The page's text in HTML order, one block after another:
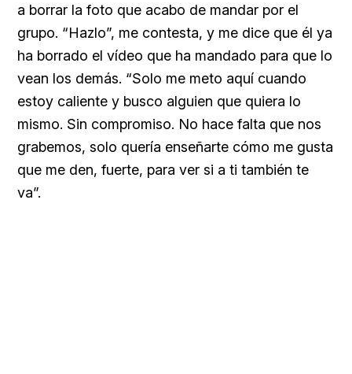
a borrar la foto que acabo de mandar por el
grupo. “Hazlo”, me contesta, y me dice que él ya
ha borrado el vídeo que ha mandado para que lo
vean los demás. “Solo me meto aquí cuando
estoy caliente y busco alguien que quiera lo
mismo. Sin compromiso. No hace falta que nos
grabemos, solo quería enseñarte cómo me gusta
que me den, fuerte, para ver si a ti también te
va”.